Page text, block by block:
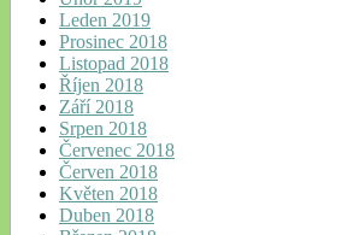
Leden 2019
Prosinec 2018
Listopad 2018
Říjen 2018
Září 2018
Srpen 2018
Červenec 2018
Červen 2018
Květen 2018
Duben 2018